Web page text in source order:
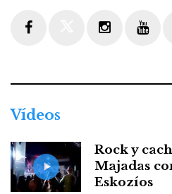
Vídeos
Rock y
Majadas
Eskozíos